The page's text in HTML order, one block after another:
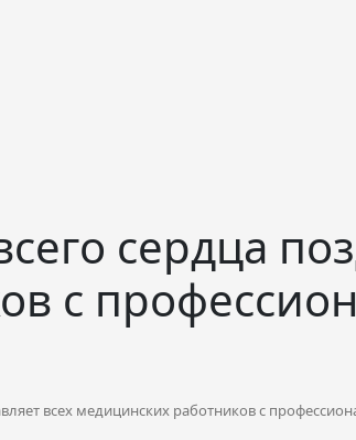
сердца
с
всех медицинских работников с